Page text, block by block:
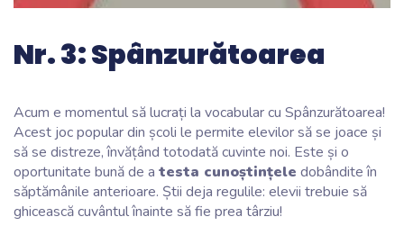
Nr. 3: Spânzurătoarea
Acum e momentul să lucrați la vocabular cu Spânzurătoarea!
Acest joc popular din școli le permite elevilor să se joace și
să se distreze, învățând totodată cuvinte noi. Este și o
oportunitate bună de a testa cunoștințele dobândite în
săptămânile anterioare. Știi deja regulile: elevii trebuie să
ghicească cuvântul înainte să fie prea târziu!